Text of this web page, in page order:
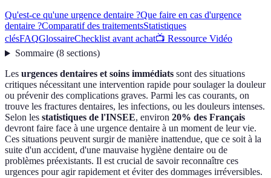
Qu'est-ce qu'une urgence dentaire ?Que faire en cas d'urgence
dentaire ?Comparatif des traitementsStatistiques
clésFAQGlossaireChecklist avant achat📺 Ressource Vidéo
Sommaire(8 sections)
Les urgences dentaires et soins immédiats sont des situations
critiques nécessitant une intervention rapide pour soulager la douleur
ou prévenir des complications graves. Parmi les cas courants, on
trouve les fractures dentaires, les infections, ou les douleurs intenses.
Selon les statistiques de l'INSEE, environ 20% des Français
devront faire face à une urgence dentaire à un moment de leur vie.
Ces situations peuvent surgir de manière inattendue, que ce soit à la
suite d'un accident, d'une mauvaise hygiène dentaire ou de
problèmes préexistants. Il est crucial de savoir reconnaître ces
urgences pour agir rapidement et éviter des dommages irréversibles.